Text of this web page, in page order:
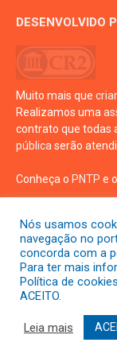
DESENVOLVIDO
Muito mais que
Realizamos uma
contrato que todas
pública serão
Conheça o PNTP e o
Todos os
Mapa do
Nós usamos
navegação no
concorda com a
Para ter mais
Política de
ACEITO.
Leia mais